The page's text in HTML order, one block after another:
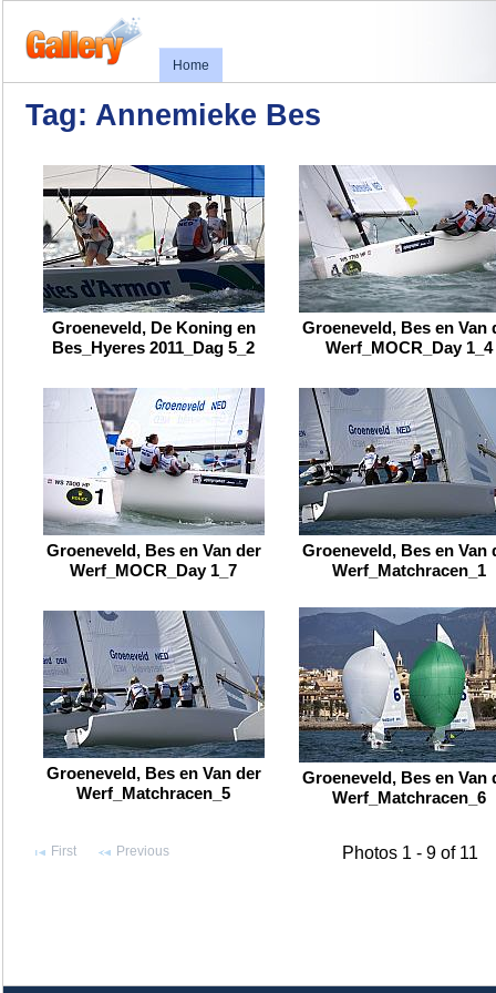
Home
Tag: Annemieke Bes
Groeneveld, De Koning en
Bes_Hyeres 2011_Dag 5_2
Groeneveld, Bes en Van
Werf_MOCR_Day 1_4
Groeneveld, Bes en Van der
Werf_MOCR_Day 1_7
Groeneveld, Bes en Van
Werf_Matchracen_1
Groeneveld, Bes en Van der
Werf_Matchracen_5
Groeneveld, Bes en Van
Werf_Matchracen_6
First Previous Photos 1 - 9 of 11